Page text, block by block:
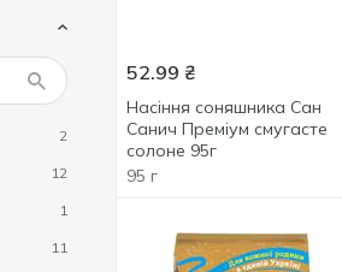
2
12
1
11
52.99 ₴
Насіння соняшника Сан
Санич Преміум смугасте
солоне 95г
95 г